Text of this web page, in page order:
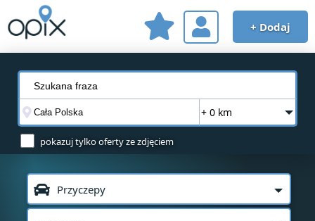
+ Dodaj
+ 0 km
pokazuj tylko oferty ze zdjęciem
Przyczepy